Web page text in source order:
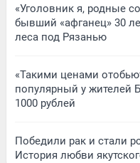
«Уголовник я, родные
бывший «афганец» 30
леса под Рязанью
«Такими ценами
популярный у жителей
1000 рублей
Победили рак и стали
История любви